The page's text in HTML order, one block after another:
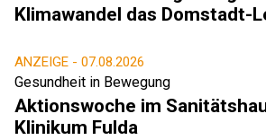
Klimawandel das Domstadt-
ANZEIGE - 07.08.2026
Gesundheit in Bewegung
Aktionswoche im
Klinikum Fulda